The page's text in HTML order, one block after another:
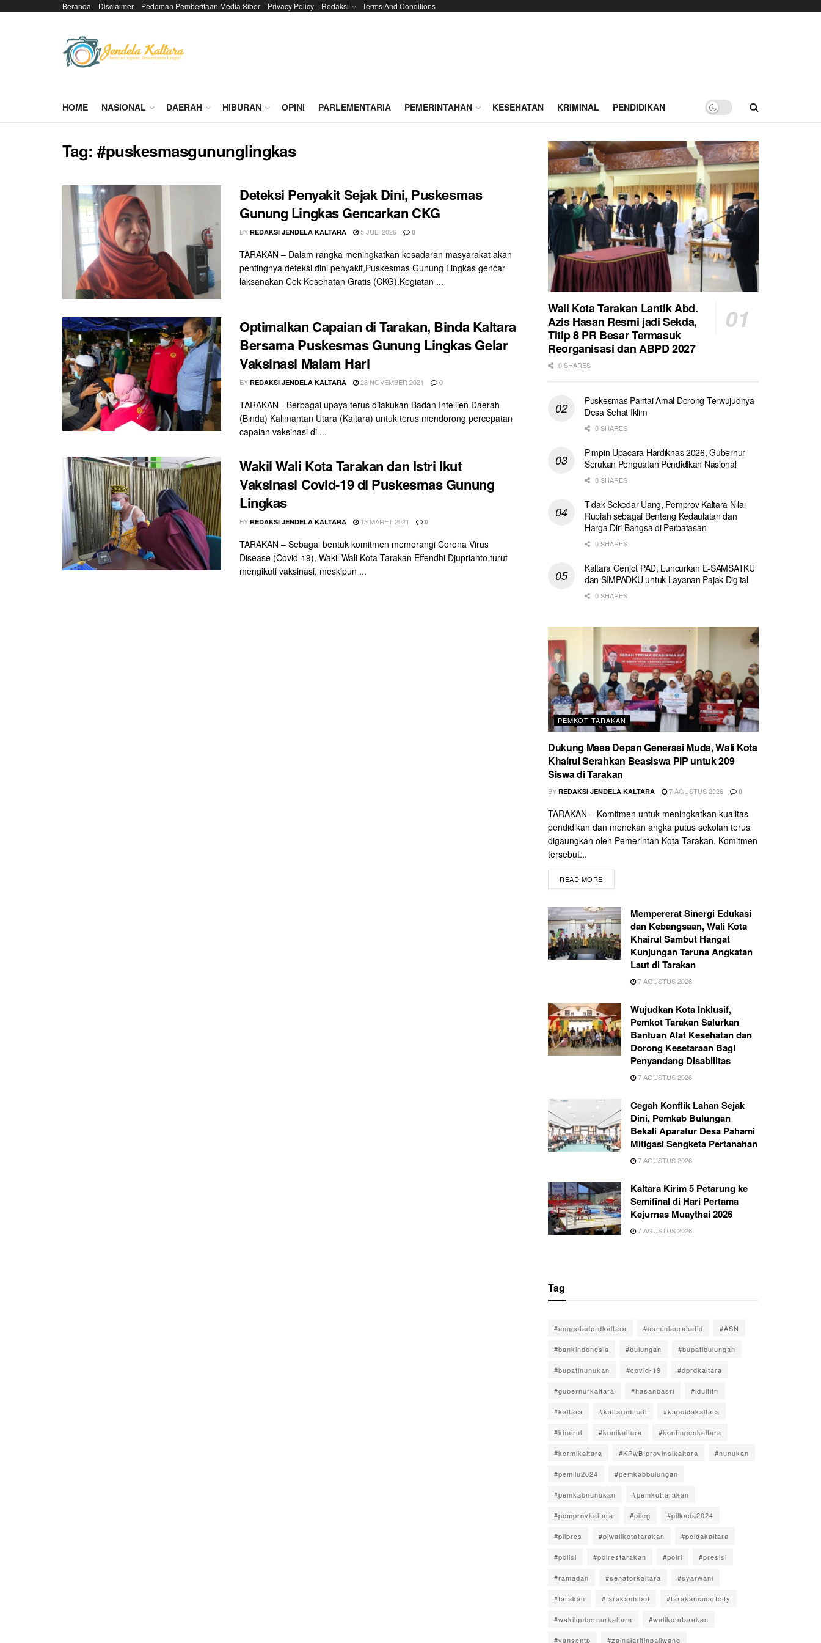
Beranda Disclaimer Pedoman Pemberitaan Media Siber Privacy Policy Redaksi Terms And Conditions
HOME NASIONAL DAERAH HIBURAN OPINI PARLEMENTARIA PEMERINTAHAN KESEHATAN KRIMINAL PENDIDIKAN
Tag:#puskesmasgununglingkas
Deteksi Penyakit Sejak Dini, Puskesmas
Gunung Lingkas Gencarkan CKG
BY REDAKSI JENDELA KALTARA 5 JULI 2026 0
TARAKAN – Dalam rangka meningkatkan kesadaran masyarakat akan
pentingnya deteksi dini penyakit,Puskesmas Gunung Lingkas gencar
laksanakan Cek Kesehatan Gratis (CKG).Kegiatan ...
Optimalkan Capaian di Tarakan, Binda Kaltara
Bersama Puskesmas Gunung Lingkas Gelar
Vaksinasi Malam Hari
BY REDAKSI JENDELA KALTARA 28 NOVEMBER 2021 0
TARAKAN - Berbagai upaya terus dilakukan Badan Intelijen Daerah
(Binda) Kalimantan Utara (Kaltara) untuk terus mendorong percepatan
capaian vaksinasi di ...
Wakil Wali Kota Tarakan dan Istri Ikut
Vaksinasi Covid-19 di Puskesmas Gunung
Lingkas
BY REDAKSI JENDELA KALTARA 13 MARET 2021 0
TARAKAN – Sebagai bentuk komitmen memerangi Corona Virus
Disease (Covid-19), Wakil Wali Kota Tarakan Effendhi Djuprianto turut
mengikuti vaksinasi, meskipun ...
Wali Kota Tarakan Lantik Abd.
Azis Hasan Resmi jadi Sekda,
Titip 8 PR Besar Termasuk
Reorganisasi dan ABPD 2027
0 SHARES
Puskesmas Pantai Amal Dorong Terwujudnya
Desa Sehat Iklim
0 SHARES
Pimpin Upacara Hardiknas 2026, Gubernur
Serukan Penguatan Pendidikan Nasional
0 SHARES
Tidak Sekedar Uang, Pemprov Kaltara Nilai
Rupiah sebagai Benteng Kedaulatan dan
Harga Diri Bangsa di Perbatasan
0 SHARES
Kaltara Genjot PAD, Luncurkan E-SAMSATKU
dan SIMPADKU untuk Layanan Pajak Digital
0 SHARES
PEMKOT TARAKAN
Dukung Masa Depan Generasi Muda, Wali Kota
Khairul Serahkan Beasiswa PIP untuk 209
Siswa di Tarakan
BY REDAKSI JENDELA KALTARA 7 AGUSTUS 2026 0
TARAKAN – Komitmen untuk meningkatkan kualitas
pendidikan dan menekan angka putus sekolah terus
digaungkan oleh Pemerintah Kota Tarakan. Komitmen
tersebut...
READ MORE
Mempererat Sinergi Edukasi
dan Kebangsaan, Wali Kota
Khairul Sambut Hangat
Kunjungan Taruna Angkatan
Laut di Tarakan
7 AGUSTUS 2026
Wujudkan Kota Inklusif,
Pemkot Tarakan Salurkan
Bantuan Alat Kesehatan dan
Dorong Kesetaraan Bagi
Penyandang Disabilitas
7 AGUSTUS 2026
Cegah Konflik Lahan Sejak
Dini, Pemkab Bulungan
Bekali Aparatur Desa Pahami
Mitigasi Sengketa Pertanahan
7 AGUSTUS 2026
Kaltara Kirim 5 Petarung ke
Semifinal di Hari Pertama
Kejurnas Muaythai 2026
7 AGUSTUS 2026
Tag
#anggotadprdkaltara #asminlaurahafid #ASN
#bankindonesia #bulungan #bupatibulungan
#bupatinunukan #covid-19 #dprdkaltara
#gubernurkaltara #hasanbasri #idulfitri
#kaltara #kaltaradihati #kapoldakaltara
#khairul #konikaltara #kontingenkaltara
#kormikaltara #KPwBIprovinsikaltara #nunukan
#pemilu2024 #pemkabbulungan
#pemkabnunukan #pemkottarakan
#pemprovkaltara #pileg #pilkada2024
#pilpres #pjwalikotatarakan #poldakaltara
#polisi #polrestarakan #polri #presisi
#ramadan #senatorkaltara #syarwani
#tarakan #tarakanhibot #tarakansmartcity
#wakilgubernurkaltara #walikotatarakan
#yansentp #zainalarifinpaliwang